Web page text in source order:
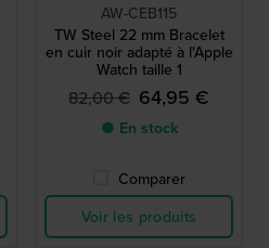
AW-CEB115
TW Steel 22 mm Bracelet
en cuir noir adapté à l'Apple
Watch taille 1
82,00 € 64,95 €
● En stock
Comparer
Voir les produits